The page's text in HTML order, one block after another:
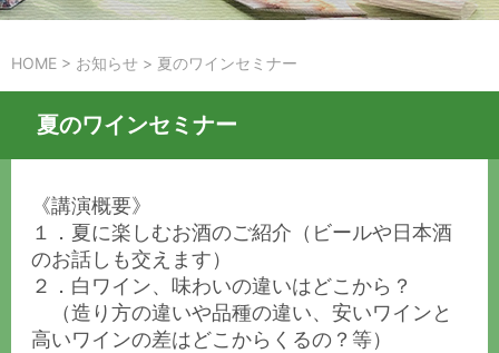
HOME > お知らせ > 夏のワインセミナー
夏のワインセミナー
《講演概要》
１．夏に楽しむお酒のご紹介（ビールや日本酒
のお話しも交えます）
２．白ワイン、味わいの違いはどこから？
（造り方の違いや品種の違い、安いワインと
高いワインの差はどこからくるの？等）